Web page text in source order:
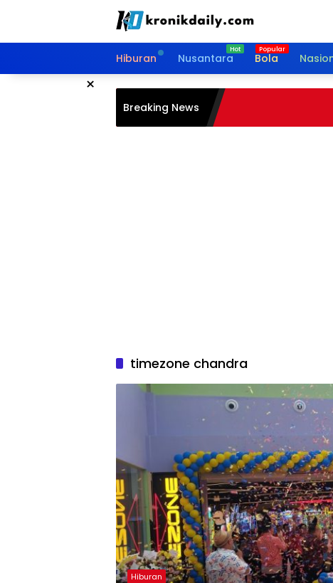
Hiburan Nusantara Bola
×
Breaking News
timezone chandra
Hiburan